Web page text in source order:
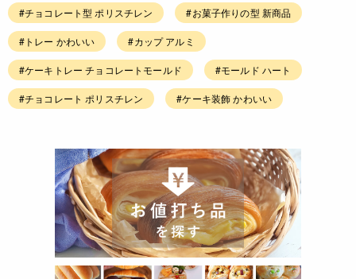
#チョコレート型 ポリスチレン #お菓子作りの型 新商品
#トレー かわいい #カップ アルミ
#ケーキトレー チョコレートモールド #モールド ハート
#チョコレート ポリスチレン #ケーキ装飾 かわいい